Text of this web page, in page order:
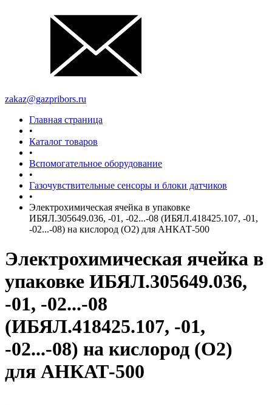
zakaz@gazpribors.ru
Главная страница
•
Каталог товаров
•
Вспомогательное оборудование
•
Газочувствительные сенсоры и блоки датчиков
•
Электрохимическая ячейка в упаковке
ИБЯЛ.305649.036, -01, -02...-08 (ИБЯЛ.418425.107, -01,
-02...-08) на кислород (О2) для АНКАТ-500
Электрохимическая ячейка в
упаковке ИБЯЛ.305649.036,
-01, -02...-08
(ИБЯЛ.418425.107, -01,
-02...-08) на кислород (О2)
для АНКАТ-500